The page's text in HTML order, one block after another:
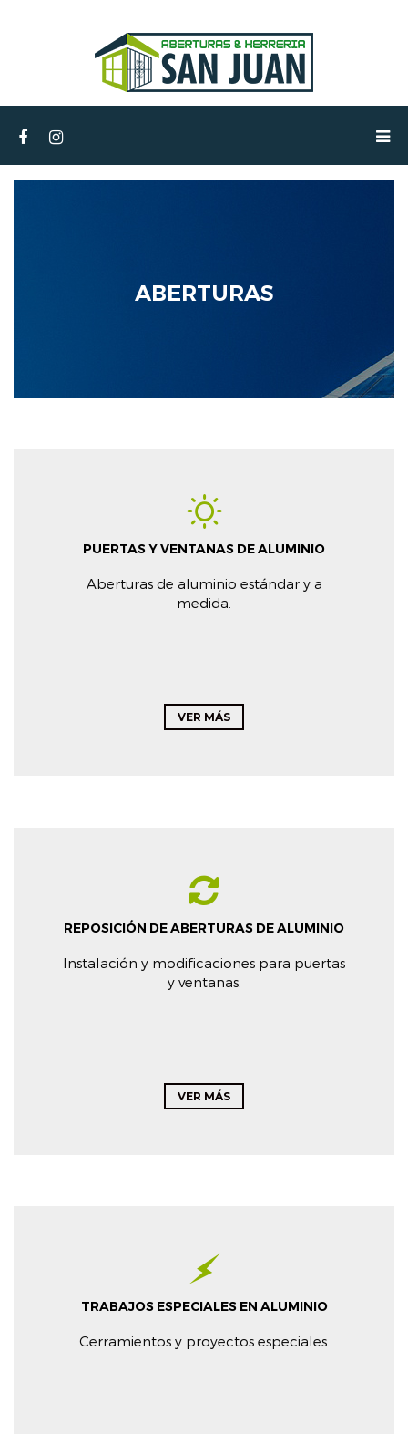
ABERTURAS
PUERTAS Y VENTANAS DE ALUMINIO
Aberturas de aluminio estándar y a
medida.
VER MÁS
REPOSICIÓN DE ABERTURAS DE ALUMINIO
Instalación y modificaciones para puertas
y ventanas.
VER MÁS
TRABAJOS ESPECIALES EN ALUMINIO
Cerramientos y proyectos especiales.